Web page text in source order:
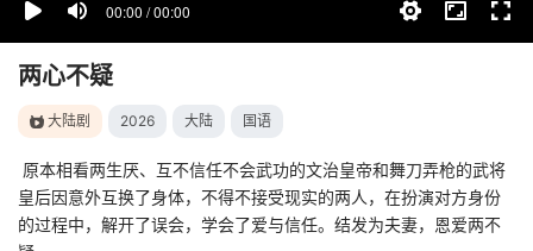
两心不疑
大陆剧 2026 大陆 国语
原本相看两生厌、互不信任不会武功的文治皇帝和舞刀弄枪的武将
皇后因意外互换了身体，不得不接受现实的两人，在扮演对方身份
的过程中，解开了误会，学会了爱与信任。结发为夫妻，恩爱两不